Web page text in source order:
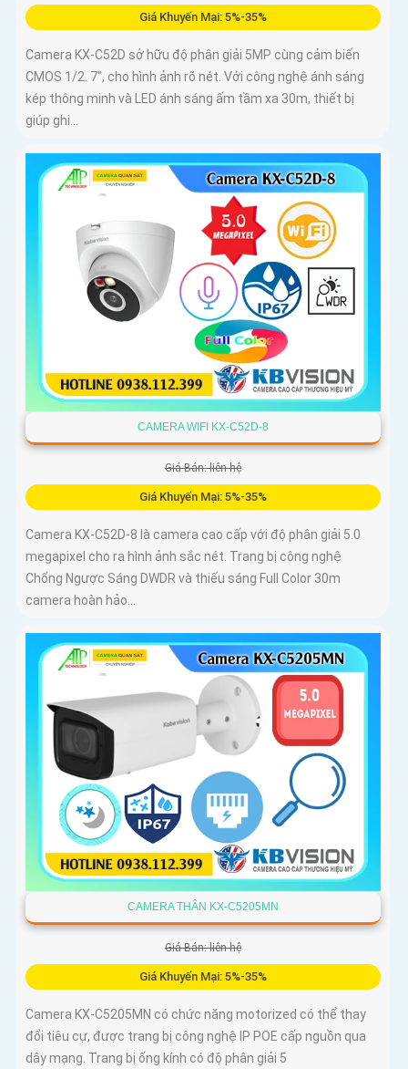
Giá Khuyến Mại: 5%-35%
Camera KX-C52D sở hữu độ phân giải 5MP cùng cảm biến
CMOS 1/2. 7", cho hình ảnh rõ nét. Với công nghệ ánh sáng
kép thông minh và LED ánh sáng ấm tầm xa 30m, thiết bị
giúp ghi...
CAMERA WIFI KX-C52D-8
Giá Bán: liên hệ
Giá Khuyến Mại: 5%-35%
Camera KX-C52D-8 là camera cao cấp với độ phân giải 5.0
megapixel cho ra hình ảnh sắc nét. Trang bị công nghệ
Chống Ngược Sáng DWDR và thiếu sáng Full Color 30m
camera hoàn hảo...
CAMERA THÂN KX-C5205MN
Giá Bán: liên hệ
Giá Khuyến Mại: 5%-35%
Camera KX-C5205MN có chức năng motorized có thể thay
đổi tiêu cự, được trang bị công nghệ IP POE cấp nguồn qua
dây mạng. Trang bị ống kính có độ phân giải 5